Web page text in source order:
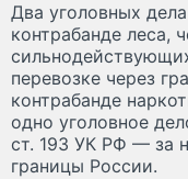
Два уголовных
контрабанде леса,
перевозке через
контрабанде
одно уголовное
ст. 193 УК РФ — за
границы России.